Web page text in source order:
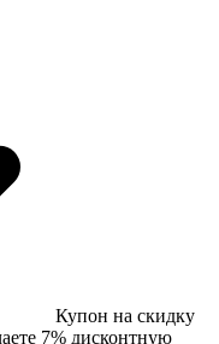
Купон на скидку
7% дисконтную